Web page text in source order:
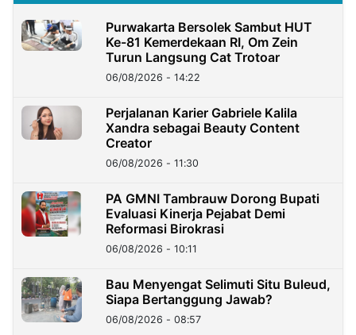
Purwakarta Bersolek Sambut HUT
Ke-81 Kemerdekaan RI, Om Zein
Turun Langsung Cat Trotoar
06/08/2026 - 14:22
Perjalanan Karier Gabriele Kalila
Xandra sebagai Beauty Content
Creator
06/08/2026 - 11:30
PA GMNI Tambrauw Dorong Bupati
Evaluasi Kinerja Pejabat Demi
Reformasi Birokrasi
06/08/2026 - 10:11
Bau Menyengat Selimuti Situ Buleud,
Siapa Bertanggung Jawab?
06/08/2026 - 08:57